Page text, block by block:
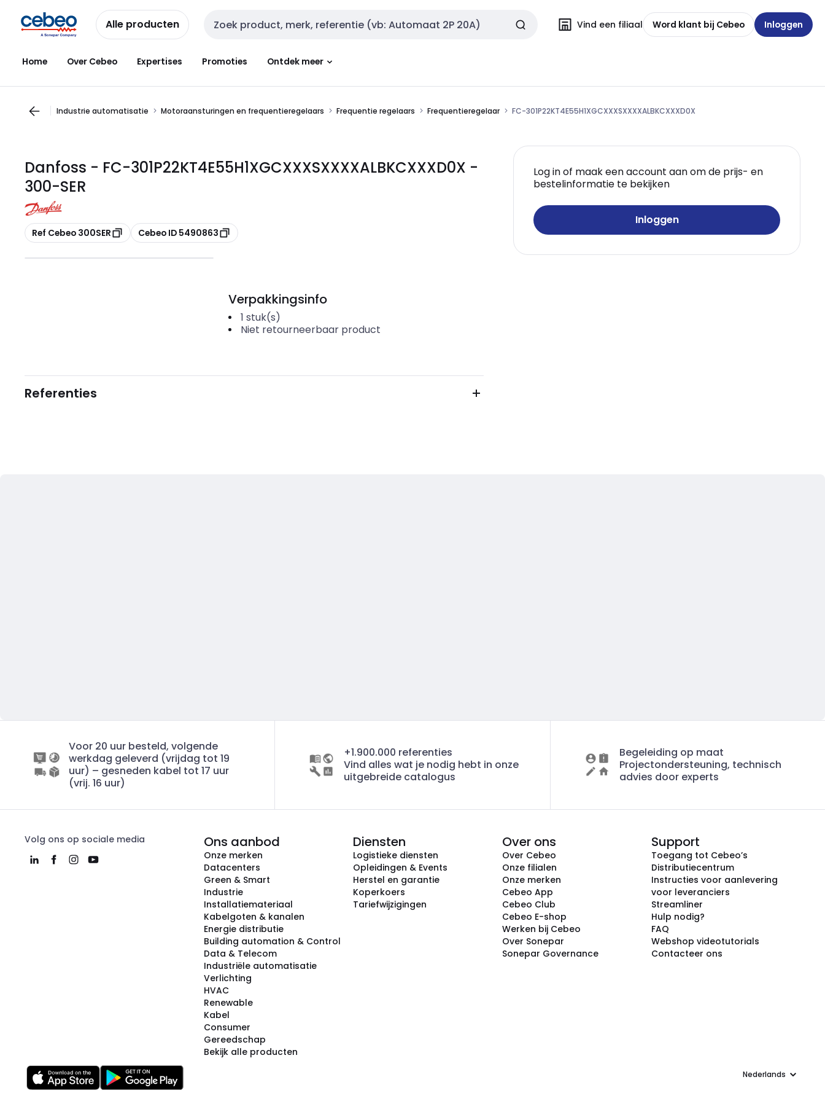
naar
navigatie
naar
inhoud
Alle producten Zoekveld invoer Vind een filiaal Word klant bij Cebeo Inloggen
Home Over Cebeo Expertises Promoties Ontdek meer
Industrie automatisatie Motoraansturingen en frequentieregelaars Frequentie regelaars Frequentieregelaar FC-301P22KT4E55H1XGCXXXSXXXXALBKCXXXD0X
Danfoss - FC-301P22KT4E55H1XGCXXXSXXXXALBKCXXXD0X -
300-SER
Kopiëren
Ref Cebeo 300SER Kopiëren
Cebeo ID 5490863
Log in of maak een account aan om de prijs- en
bestelinformatie te bekijken
Inloggen
Verpakkingsinfo
1 stuk(s)
Niet retourneerbaar product
Referenties
Voor 20 uur besteld, volgende
werkdag geleverd (vrijdag tot 19
uur) – gesneden kabel tot 17 uur
(vrij. 16 uur)
+1.900.000 referenties
Vind alles wat je nodig hebt in onze
uitgebreide catalogus
Begeleiding op maat
Projectondersteuning, technisch
advies door experts
Volg ons op sociale media Ons aanbod
Onze merken
Datacenters
Green & Smart
Industrie
Installatiemateriaal
Kabelgoten & kanalen
Energie distributie
Building automation & Control
Data & Telecom
Industriële automatisatie
Verlichting
HVAC
Renewable
Kabel
Consumer
Gereedschap
Bekijk alle producten
Diensten
Logistieke diensten
Opleidingen & Events
Herstel en garantie
Koperkoers
Tariefwijzigingen
Over ons
Over Cebeo
Onze filialen
Onze merken
Cebeo App
Cebeo Club
Cebeo E-shop
Werken bij Cebeo
Over Sonepar
Sonepar Governance
Support
Toegang tot Cebeo’s
Distributiecentrum
Instructies voor aanlevering
voor leveranciers
Streamliner
Hulp nodig?
FAQ
Webshop videotutorials
Contacteer ons
Taal